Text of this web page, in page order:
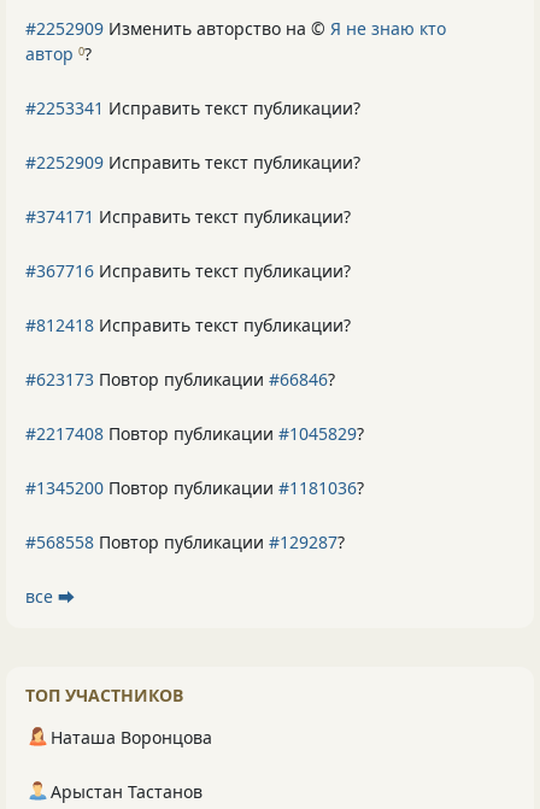
#2252909 Изменить авторство на © Я не знаю кто
автор 0?
#2253341 Исправить текст публикации?
#2252909 Исправить текст публикации?
#374171 Исправить текст публикации?
#367716 Исправить текст публикации?
#812418 Исправить текст публикации?
#623173 Повтор публикации #66846?
#2217408 Повтор публикации #1045829?
#1345200 Повтор публикации #1181036?
#568558 Повтор публикации #129287?
все ⮕
ТОП УЧАСТНИКОВ
Наташа Воронцова
Арыстан Тастанов